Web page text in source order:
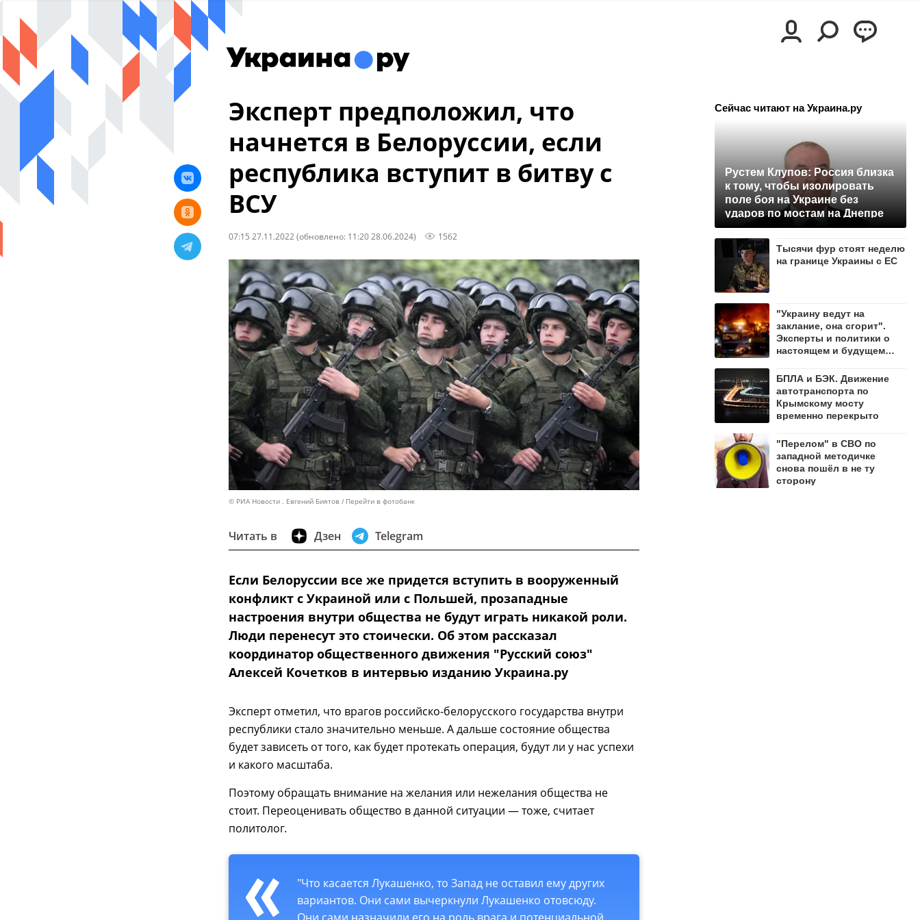
Эксперт предположил, что
начнется в Белоруссии, если
республика вступит в битву с
ВСУ
07:15 27.11.2022 (обновлено: 11:20 28.06.2024) 1562
© РИА Новости . Евгений Биятов Перейти в фотобанк
Читать в Дзен Telegram
Если Белоруссии все же придется вступить в вооруженный
конфликт с Украиной или с Польшей, прозападные
настроения внутри общества не будут играть никакой роли.
Люди перенесут это стоически. Об этом рассказал
координатор общественного движения "Русский союз"
Алексей Кочетков в интервью изданию Украина.ру
Эксперт отметил, что врагов российско-белорусского государства внутри
республики стало значительно меньше. А дальше состояние общества
будет зависеть от того, как будет протекать операция, будут ли у нас успехи
и какого масштаба.
Поэтому обращать внимание на желания или нежелания общества не
стоит. Переоценивать общество в данной ситуации — тоже, считает
политолог.
"Что касается Лукашенко, то Запад не оставил ему других
вариантов. Они сами вычеркнули Лукашенко отовсюду.
Сейчас читают на Украина.ру
Рустем Клупов: Россия близка
к тому, чтобы изолировать
поле боя на Украине без
ударов по мостам на Днепре
Тысячи фур стоят неделю
на границе Украины с ЕС
"Украину ведут на
заклание, она сгорит".
Эксперты и политики о
настоящем и будущем
БПЛА и БЭК. Движение
автотранспорта по
Крымскому мосту
временно перекрыто
"Перелом" в СВО по
западной методичке
снова пошёл в не ту
сторону